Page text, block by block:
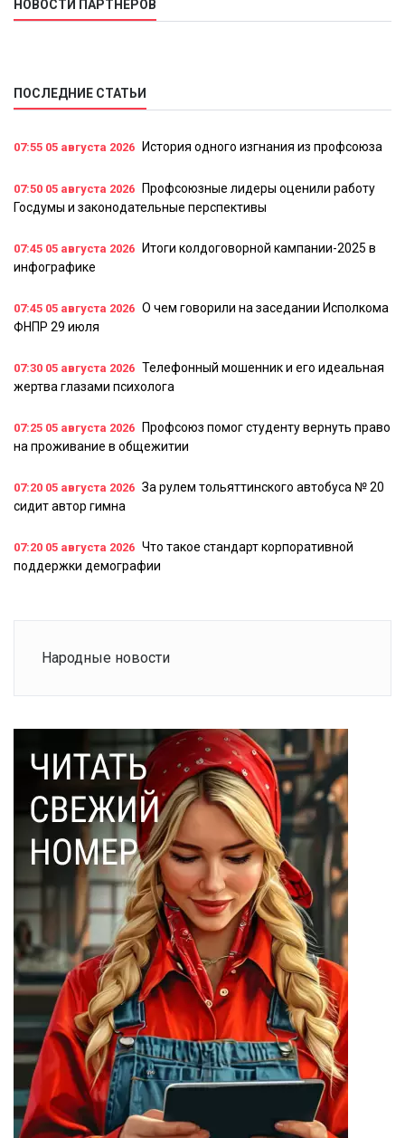
НОВОСТИ ПАРТНЕРОВ
ПОСЛЕДНИЕ СТАТЬИ
07:55 05 августа 2026 История одного изгнания из профсоюза
07:50 05 августа 2026
Профсоюзные лидеры оценили работу
Госдумы и законодательные перспективы
07:45 05 августа 2026
Итоги колдоговорной кампании-2025 в
инфографике
07:45 05 августа 2026 О чем говорили на заседании Исполкома
ФНПР 29 июля
07:30 05 августа 2026 Телефонный мошенник и его идеальная
жертва глазами психолога
07:25 05 августа 2026
Профсоюз помог студенту вернуть право
на проживание в общежитии
07:20 05 августа 2026 За рулем тольяттинского автобуса № 20
сидит автор гимна
07:20 05 августа 2026 Что такое стандарт корпоративной
поддержки демографии
Народные новости